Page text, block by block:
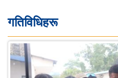
गतिविधिहरू